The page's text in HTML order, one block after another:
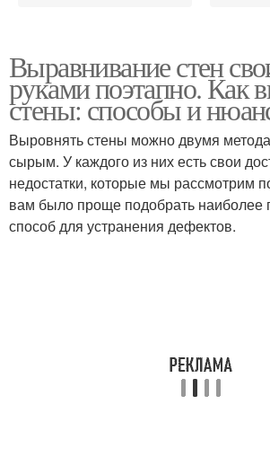
стены
Стен
Краска для стен Стен с
Выравнивание стен
руками поэтапно. Как
стены: способы и
Выровнять стены можно двумя
сырым. У каждого из них есть свои
недостатки, которые мы рассмотрим
вам было проще подобрать наиболее
способ для устранения дефектов.